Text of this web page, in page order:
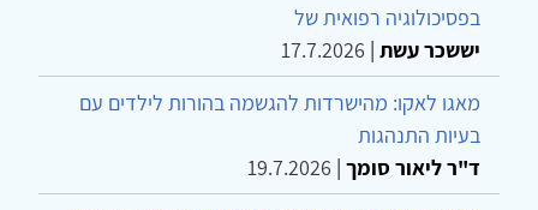
בפסיכולוגיה רפואית של
יששכר עשת |
17.7.2026
מאגו לאקו: מהישרדות להגשמה בהורות לילדים עם
בעיות התנהגות
ד"ר ליאור סומך |
19.7.2026